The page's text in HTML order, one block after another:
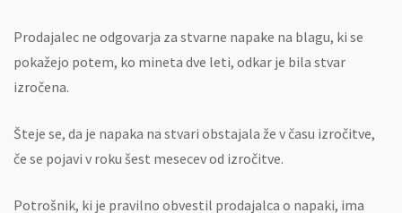
Prodajalec ne odgovarja za stvarne napake na blagu, ki se
pokažejo potem, ko mineta dve leti, odkar je bila stvar
izročena.
Šteje se, da je napaka na stvari obstajala že v času izročitve,
če se pojavi v roku šest mesecev od izročitve.
Potrošnik, ki je pravilno obvestil prodajalca o napaki, ima